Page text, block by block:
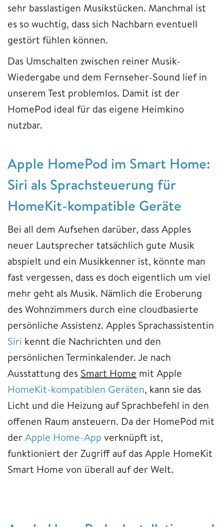
sehr basslastigen Musikstücken. Manchmal ist
es so wuchtig, dass sich Nachbarn eventuell
gestört fühlen können.
Das Umschalten zwischen reiner Musik-
Wiedergabe und dem Fernseher-Sound lief in
unserem Test problemlos. Damit ist der
HomePod ideal für das eigene Heimkino
nutzbar.
Apple HomePod im Smart Home:
Siri als Sprachsteuerung für
HomeKit-kompatible Geräte
Bei all dem Aufsehen darüber, dass Apples
neuer Lautsprecher tatsächlich gute Musik
abspielt und ein Musikkenner ist, könnte man
fast vergessen, dass es doch eigentlich um viel
mehr geht als Musik. Nämlich die Eroberung
des Wohnzimmers durch eine cloudbasierte
persönliche Assistenz. Apples Sprachassistentin
Siri kennt die Nachrichten und den
persönlichen Terminkalender. Je nach
Ausstattung des Smart Home mit Apple
HomeKit-kompatiblen Geräten, kann sie das
Licht und die Heizung auf Sprachbefehl in den
offenen Raum ansteuern. Da der HomePod mit
derApple Home-App verknüpft ist,
funktioniert der Zugriff auf das Apple HomeKit
Smart Home von überall auf der Welt.